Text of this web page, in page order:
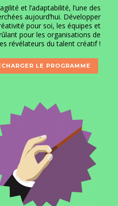
et l’adaptabilité, l’une des
aujourd’hui. Développer
pour soi, les équipes et
pour les organisations de
révélateurs du talent créatif !
LE PROGRAMME